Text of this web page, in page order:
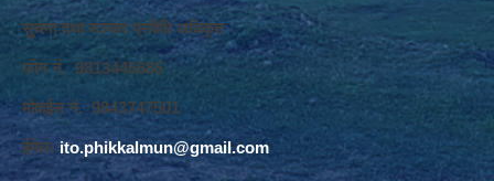
सुचना तथा सञ्‍चार प्रविधि अधिकृत
फोन नं. 9813445685
मोवाईल नं. 9843747501
ईमेलः ito.phikkalmun@gmail.com